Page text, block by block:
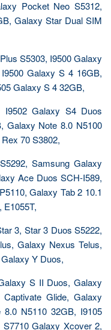
Pocket Neo S5312,
Galaxy Star Dual SIM
S5303, I9500 Galaxy
Galaxy S 4 16GB,
Galaxy S 4 32GB,
Galaxy S4 Duos
Galaxy Note 8.0 N5100
70 S3802,
Samsung Galaxy
Ace Duos SCH-I589,
Galaxy Tab 2 10.1
E1055T,
3, Star 3 Duos S5222,
Galaxy Nexus Telus,
Y Duos,
S II Duos, Galaxy
Glide, Galaxy
N5110 32GB, I9105
Galaxy Xcover 2,